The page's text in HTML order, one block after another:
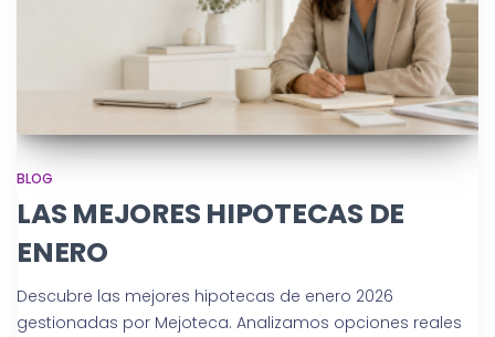
BLOG
LAS MEJORES HIPOTECAS DE
ENERO
Descubre las mejores hipotecas de enero 2026
gestionadas por Mejoteca. Analizamos opciones reales